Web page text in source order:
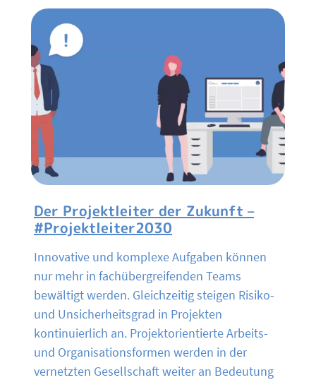
Der Projektleiter der Zukunft –
#Projektleiter2030
Innovative und komplexe Aufgaben können
nur mehr in fachübergreifenden Teams
bewältigt werden. Gleichzeitig steigen Risiko-
und Unsicherheitsgrad in Projekten
kontinuierlich an. Projektorientierte Arbeits-
und Organisationsformen werden in der
vernetzten Gesellschaft weiter an Bedeutung